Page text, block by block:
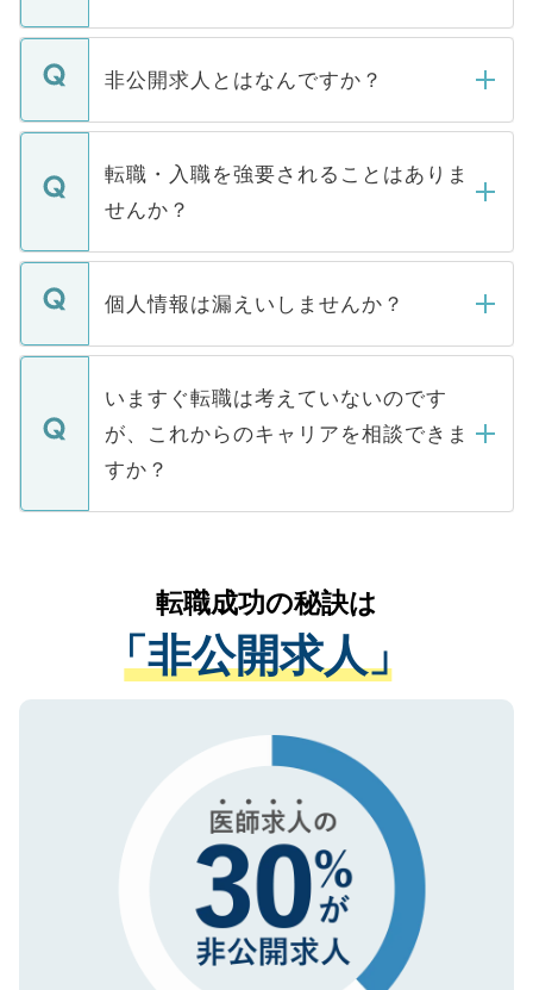
ご登録いただきましたら、弊社担当者がご
登録内容を確認し、その後メールもしくは
ます。通常、5営業日以内にはご連絡をせて
いただきますので、しばらくお待ちくださ
非公開求人とはなんですか？
マイナビDOCTORで取り扱っている求人の
うち約3割は、Webサイトからご覧いただ
けない「非公開求人」です。非公開求人は
下記の理由によって、一般には公開してい
ません。
■応募殺到を避けるため 人気のある医療機
関を公にしてしまうと、応募が殺到する場
に、医療機関が求める条件に合った人材の
みを人材紹介会社に依頼するケースが増え
ています。
転職・入職を強要されることはありま
せんか？
転職・入職を強要することは一切ありませ
ん。また、仮に応募先から内定をいただい
定を承諾する必要はありません。内定先へ
の辞退の連絡はキャリアパートナーが行い
個人情報は漏えいしませんか？
個人情報が漏えいすることはありませんの
で、ご安心ください。当サイトからの登録
などで収集したご登録者様の個人情報は、
ご本人のキャリアアップおよび転職活動の
支援を目的に使用いたします。お預かりし
ているすべての個人データはご本人の許可
は、個人情報の取り扱いについての厳密な
管理基準を満たした事業者のみに付与され
る、プライバシーマークを取得済みです。
で、機密保持に関してもご安心ください。
いますぐ転職は考えていないのです
が、これからのキャリアを相談できま
すか？
かがいして、現在の医療機関の状況や紹介
経験をまじえながら、適切なアドバイスを
させていただきます。すぐにご転職をされ
ない方には、長期的なサポートが可能です
ので、まずはご登録ください。
転職成功の秘訣は
「非公開求人」